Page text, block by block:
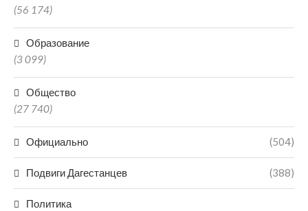
(56 174)
Образование
(3 099)
Общество
(27 740)
Официально (504)
Подвиги Дагестанцев (388)
Политика